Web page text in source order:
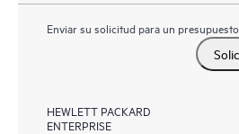
Enviar su solicitud para un
HEWLETT PACKARD
ENTERPRISE